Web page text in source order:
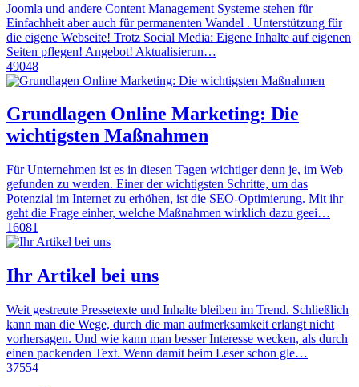
Joomla und andere Content Management Systeme stehen für
Einfachheit aber auch für permanenten Wandel . Unterstützung für
die eigene Webseite! Trotz Social Media: Eigene Inhalte auf eigenen
Seiten pflegen! Angebot! Aktualisierun…
49048
Grundlagen Online Marketing: Die
wichtigsten Maßnahmen
Für Unternehmen ist es in diesen Tagen wichtiger denn je, im Web
gefunden zu werden. Einer der wichtigsten Schritte, um das
Potenzial im Internet zu erhöhen, ist die SEO-Optimierung. Mit ihr
geht die Frage einher, welche Maßnahmen wirklich dazu geei…
16081
Ihr Artikel bei uns
Weit gestreute Pressetexte und Inhalte bleiben im Trend. Schließlich
kann man die Wege, durch die man aufmerksamkeit erlangt nicht
vorhersagen. Und wie kann man besser Interesse wecken, als durch
einen packenden Text. Wenn damit beim Leser schon gle…
37554